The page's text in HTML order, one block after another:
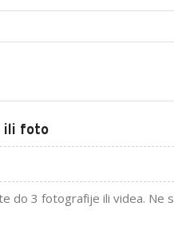
ili foto
do 3 fotografije ili videa. Ne